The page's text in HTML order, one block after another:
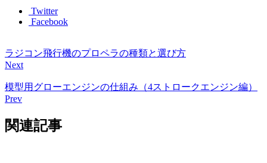
Twitter
Facebook
ラジコン飛行機のプロペラの種類と選び方
Next
模型用グローエンジンの仕組み（4ストロークエンジン編）
Prev
関連記事